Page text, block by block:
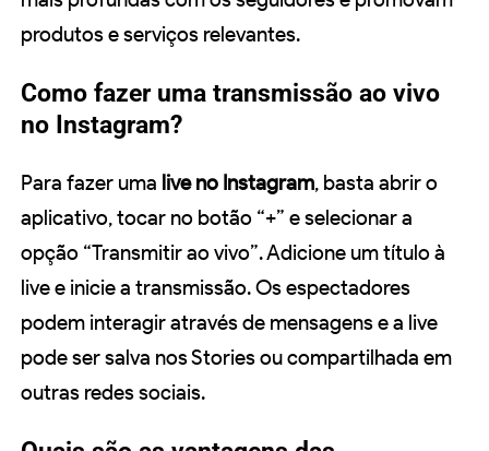
produtos e serviços relevantes.
Como fazer uma transmissão ao vivo
no Instagram?
Para fazer uma live no Instagram, basta abrir o
aplicativo, tocar no botão “+” e selecionar a
opção “Transmitir ao vivo”. Adicione um título à
live e inicie a transmissão. Os espectadores
podem interagir através de mensagens e a live
pode ser salva nos Stories ou compartilhada em
outras redes sociais.